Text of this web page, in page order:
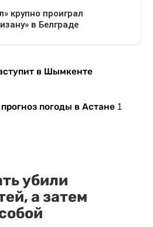
в Шымкенте
погоды в Астане 1
убили
а затем